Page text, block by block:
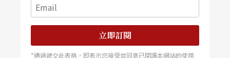
立即訂閱
*通過遞交此表格，即表示您接受並同意已閱讀本網站的使用